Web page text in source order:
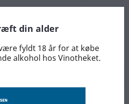
din alder
fyldt 18 år for at købe
alkohol hos Vinotheket.